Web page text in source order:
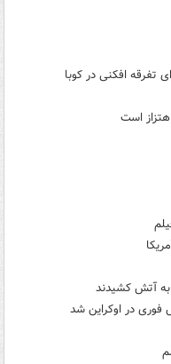
تفرقه افکنی در کوبا
است
به آتش کشیدند
در اوکراین شد